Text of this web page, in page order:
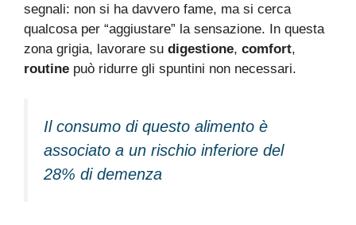
segnali: non si ha davvero fame, ma si cerca
qualcosa per “aggiustare” la sensazione. In questa
zona grigia, lavorare su digestione, comfort,
routine può ridurre gli spuntini non necessari.
Il consumo di questo alimento è
associato a un rischio inferiore del
28% di demenza